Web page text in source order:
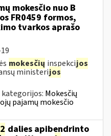
mokesčio nuo B
FR0459 formos,
tvarkos aprašo
mokesčių inspekcijos
ministerijos
kategorijos: Mokesčių
pajamų mokesčio
2 dalies apibendrinto